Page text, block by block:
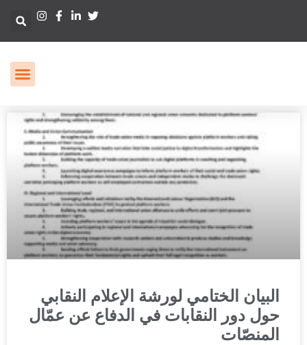
البيان الختامي لورشة الإعلام النقابي
حول دور النقابات في الدفاع عن عمّال
المنصّات